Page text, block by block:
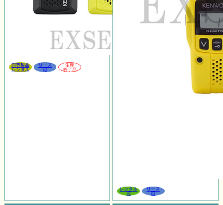
同等製品
レンタル
リース
可
生産
終了品
レンタル
可
リース
可